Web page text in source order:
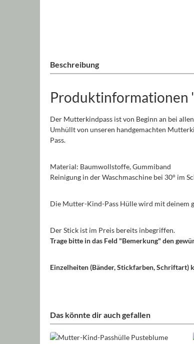
Beschreibung
Produktinformationen
Der Mutterkindpass ist von Beginn an bei
Umhüllt von unseren handgemachten
Pass.
Material: Baumwollstoffe, Gummiband
Reinigung in der Waschmaschine bei 30° im
Die Mutter-Kind-Pass Hülle wird mit deinem
Der Stick ist im Preis bereits inbegriffen.
Trage bitte in das Feld "Bemerkung" den
Einzelheiten (Bänder, Stickfarben,
Das könnte dir auch gefallen
Produktgalerie überspringen